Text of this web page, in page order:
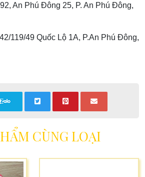
An Phú Đông 25, P. An Phú Đông,
119/49 Quốc Lộ 1A, P.An Phú Đông,
CÙNG LOẠI